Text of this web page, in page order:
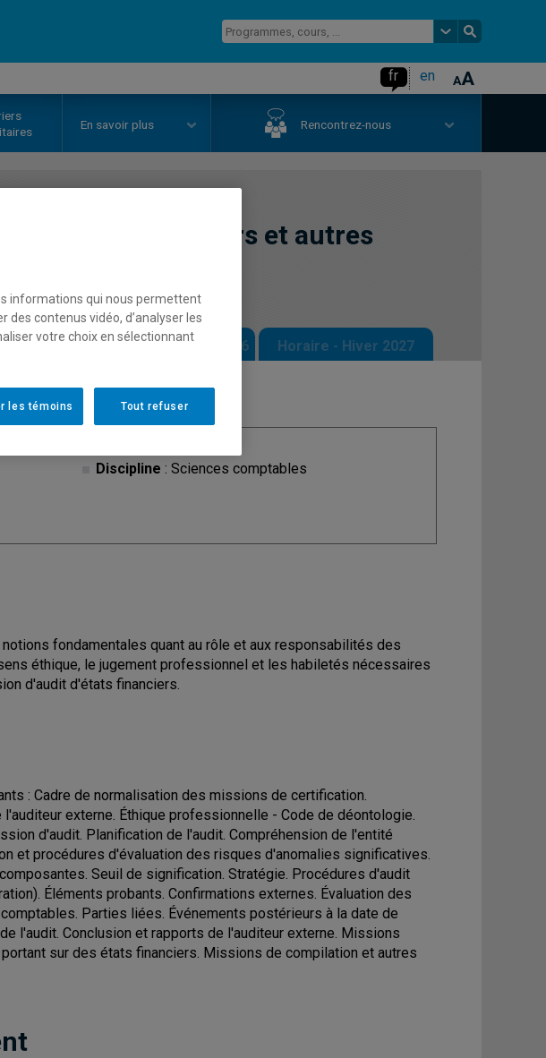
fr en
En savoir plus Rencontrez-nous
d'états financiers et autres
2026 Horaire - Automne 2026 Horaire - Hiver 2027
Discipline : Sciences comptables
fondamentales quant au rôle et aux responsabilités des
éthique, le jugement professionnel et les habiletés nécessaires
d'audit d'états financiers.
: Cadre de normalisation des missions de certification.
externe. Éthique professionnelle - Code de déontologie.
d'audit. Planification de l'audit. Compréhension de l'entité
et procédures d'évaluation des risques d'anomalies significatives.
Seuil de signification. Stratégie. Procédures d'audit
Éléments probants. Confirmations externes. Évaluation des
Parties liées. Événements postérieurs à la date de
l'audit. Conclusion et rapports de l'auditeur externe. Missions
sur des états financiers. Missions de compilation et autres
informations qui nous permettent
des contenus vidéo, d’analyser les
votre choix en sélectionnant
Tout refuser
les témoins